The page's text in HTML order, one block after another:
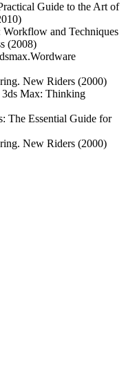
Guide to the Art of
and Techniques
(2008)
New Riders (2000)
Max: Thinking
The Essential Guide for
New Riders (2000)